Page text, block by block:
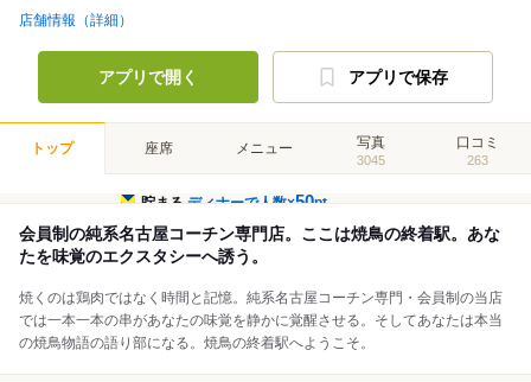
店舗情報（詳細）
アプリで開く アプリで保存
トップ 座席 メニュー 写真
3045
口コミ
263
貯まるディナーで人数×50pt
会員制の純系名古屋コーチン専門店。ここは焼鳥の終着駅。あな
たを味覚のエクスタシーへ誘う。
焼くのは鶏肉ではなく時間と記憶。純系名古屋コーチン専門・会員制の当店
では一本一本の串があなたの味覚を静かに覚醒させる。そしてあなたは本当
の焼鳥物語の語り部になる。焼鳥の終着駅へようこそ。